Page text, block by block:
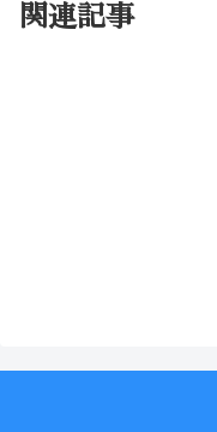
関連記事